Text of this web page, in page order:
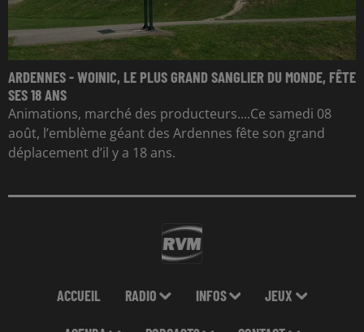
ARDENNES - WOINIC, LE PLUS GRAND SANGLIER DU MONDE, FÊTE
SES 18 ANS
Animations, marché des producteurs....Ce samedi 08
août, l’emblème géant des Ardennes fête son grand
déplacement d’il y a 18 ans.
ACCUEIL RADIO INFOS JEUX